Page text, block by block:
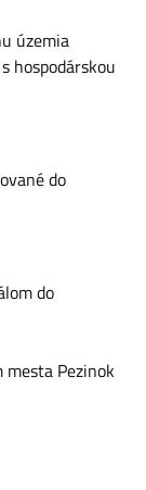
územia
hospodárskou
do
do
Pezinok